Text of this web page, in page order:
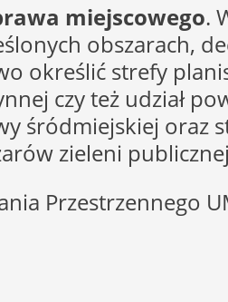
miejscowego.
obszarach,
określić strefy
czy też udział
śródmiejskiej
zieleni
Przestrzennego